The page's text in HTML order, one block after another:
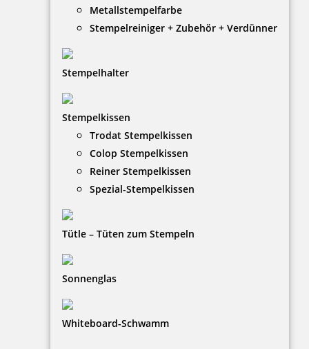
Metallstempelfarbe
Stempelreiniger + Zubehör + Verdünner
Stempelhalter
Stempelkissen
Trodat Stempelkissen
Colop Stempelkissen
Reiner Stempelkissen
Spezial-Stempelkissen
Tütle – Tüten zum Stempeln
Sonnenglas
Whiteboard-Schwamm
HINWEISE
Versandinformationen
Zahlungsbedingungen
Bestellhinweise
INFORMATIONEN
Impressum